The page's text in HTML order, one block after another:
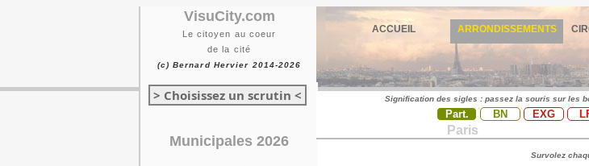
VisuCity.com
Le citoyen au coeur
de la cité
(c) Bernard Hervier 2014-2026
ACCUEIL ARRONDISSEMENTS
> Choisissez un scrutin <
Municipales 2026
Signification des sigles : passez la souris sur les
Part. BN EXG
Paris
Survolez